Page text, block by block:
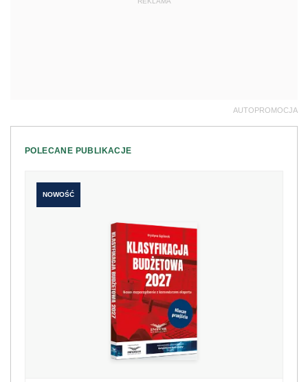
AUTOPROMOCJA
POLECANE PUBLIKACJE
NOWOŚĆ